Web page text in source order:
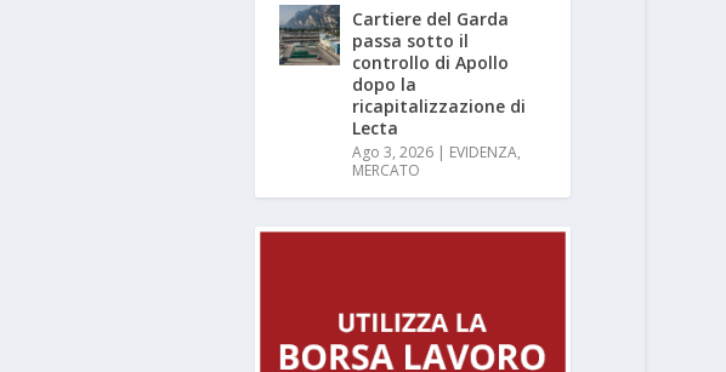
Cartiere del Garda
passa sotto il
controllo di Apollo
dopo la
ricapitalizzazione di
Lecta
Ago 3, 2026 | EVIDENZA,
MERCATO